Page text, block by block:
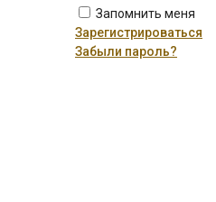
Запомнить меня
Зарегистрироваться
Забыли пароль?